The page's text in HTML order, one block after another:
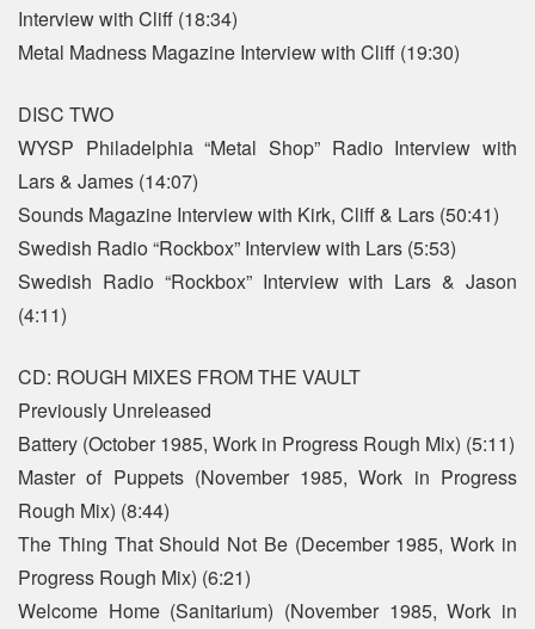
Interview with Cliff (18:34)
Metal Madness Magazine Interview with Cliff (19:30)
DISC TWO
WYSP Philadelphia “Metal Shop” Radio Interview with
Lars & James (14:07)
Sounds Magazine Interview with Kirk, Cliff & Lars (50:41)
Swedish Radio “Rockbox” Interview with Lars (5:53)
Swedish Radio “Rockbox” Interview with Lars & Jason
(4:11)
CD: ROUGH MIXES FROM THE VAULT
Previously Unreleased
Battery (October 1985, Work in Progress Rough Mix) (5:11)
Master of Puppets (November 1985, Work in Progress
Rough Mix) (8:44)
The Thing That Should Not Be (December 1985, Work in
Progress Rough Mix) (6:21)
Welcome Home (Sanitarium) (November 1985, Work in